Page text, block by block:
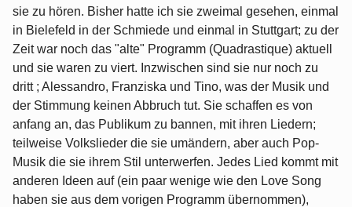
sie zu hören. Bisher hatte ich sie zweimal gesehen, einmal
in Bielefeld in der Schmiede und einmal in Stuttgart; zu der
Zeit war noch das "alte" Programm (Quadrastique) aktuell
und sie waren zu viert. Inzwischen sind sie nur noch zu
dritt ; Alessandro, Franziska und Tino, was der Musik und
der Stimmung keinen Abbruch tut. Sie schaffen es von
anfang an, das Publikum zu bannen, mit ihren Liedern;
teilweise Volkslieder die sie umändern, aber auch Pop-
Musik die sie ihrem Stil unterwerfen. Jedes Lied kommt mit
anderen Ideen auf (ein paar wenige wie den Love Song
haben sie aus dem vorigen Programm übernommen),